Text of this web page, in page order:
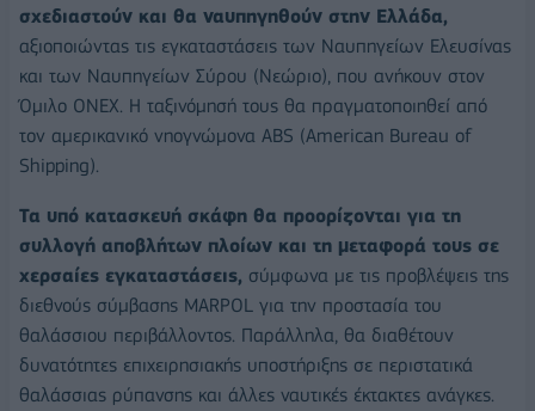
σχεδιαστούν και θα ναυπηγηθούν στην Ελλάδα,
αξιοποιώντας τις εγκαταστάσεις των Ναυπηγείων Ελευσίνας
και των Ναυπηγείων Σύρου (Νεώριο), που ανήκουν στον
Όμιλο ONEX. Η ταξινόμησή τους θα πραγματοποιηθεί από
τον αμερικανικό νηογνώμονα ABS (American Bureau of
Shipping).
Τα υπό κατασκευή σκάφη θα προορίζονται για τη
συλλογή αποβλήτων πλοίων και τη μεταφορά τους σε
χερσαίες εγκαταστάσεις, σύμφωνα με τις προβλέψεις της
διεθνούς σύμβασης MARPOL για την προστασία του
θαλάσσιου περιβάλλοντος. Παράλληλα, θα διαθέτουν
δυνατότητες επιχειρησιακής υποστήριξης σε περιστατικά
θαλάσσιας ρύπανσης και άλλες ναυτικές έκτακτες ανάγκες.